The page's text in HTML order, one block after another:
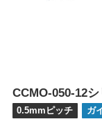
CCMO-050-12
0.5mmピッチ ガ